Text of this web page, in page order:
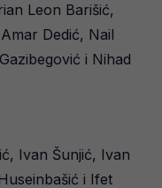
Leon Barišić,
Dedić, Nail
i Nihad
Ivan Šunjić, Ivan
i Ifet